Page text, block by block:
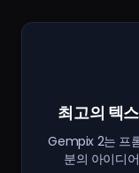
최고의 텍
Gempix 2는 프
분의 아이디